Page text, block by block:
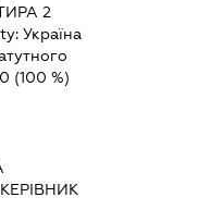
2
Україна
(100 %)
КЕРІВНИК